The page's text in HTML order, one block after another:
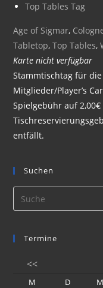
Top Tables Tag
Age of Sigmar,
Tabletop,Top Tables,
Karte nicht verfügbar
Stammtischtag für
Mitglieder/Player’s
Spielgebühr auf
entfällt.
Suchen
Termine
<<
M D M